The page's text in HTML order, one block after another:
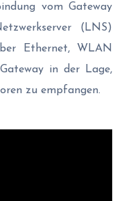
vom Gateway
(LNS)
Ethernet, WLAN
in der Lage,
zu empfangen.